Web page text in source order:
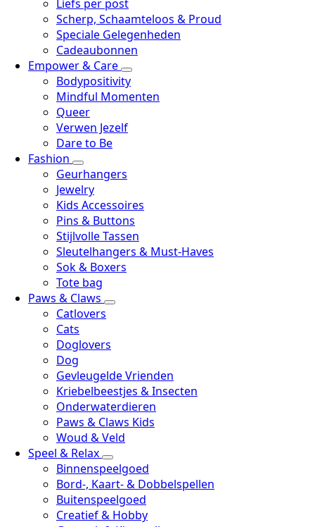
Liefs per post
Scherp, Schaamteloos & Proud
Speciale Gelegenheden
Cadeaubonnen
Empower & Care
Bodypositivity
Mindful Momenten
Queer
Verwen Jezelf
Dare to Be
Fashion
Geurhangers
Jewelry
Kids Accessoires
Pins & Buttons
Stijlvolle Tassen
Sleutelhangers & Must-Haves
Sok & Boxers
Tote bag
Paws & Claws
Catlovers
Cats
Doglovers
Dog
Gevleugelde Vrienden
Kriebelbeestjes & Insecten
Onderwaterdieren
Paws & Claws Kids
Woud & Veld
Speel & Relax
Binnenspeelgoed
Bord-, Kaart- & Dobbelspellen
Buitenspeelgoed
Creatief & Hobby